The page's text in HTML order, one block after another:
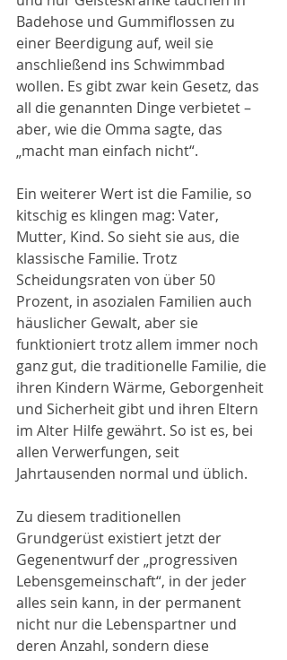
Badehose und Gummiflossen zu
einer Beerdigung auf, weil sie
anschließend ins Schwimmbad
wollen. Es gibt zwar kein Gesetz, das
all die genannten Dinge verbietet –
aber, wie die Omma sagte, das
„macht man einfach nicht“.
Ein weiterer Wert ist die Familie, so
kitschig es klingen mag: Vater,
Mutter, Kind. So sieht sie aus, die
klassische Familie. Trotz
Scheidungsraten von über 50
Prozent, in asozialen Familien auch
häuslicher Gewalt, aber sie
funktioniert trotz allem immer noch
ganz gut, die traditionelle Familie, die
ihren Kindern Wärme, Geborgenheit
und Sicherheit gibt und ihren Eltern
im Alter Hilfe gewährt. So ist es, bei
allen Verwerfungen, seit
Jahrtausenden normal und üblich.
Zu diesem traditionellen
Grundgerüst existiert jetzt der
Gegenentwurf der „progressiven
Lebensgemeinschaft“, in der jeder
alles sein kann, in der permanent
nicht nur die Lebenspartner und
deren Anzahl, sondern diese